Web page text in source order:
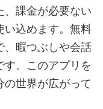
、課金が必要ない
い込めます。無料
、暇つぶしや会話
。このアプリを
世界が広がって